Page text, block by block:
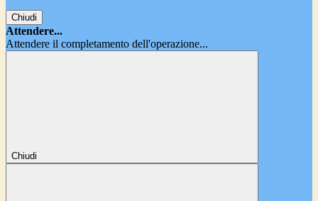
Chiudi
Attendere...
Attendere il completamento dell'operazione...
Chiudi